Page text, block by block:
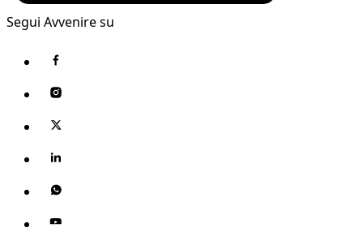
Segui Avvenire su